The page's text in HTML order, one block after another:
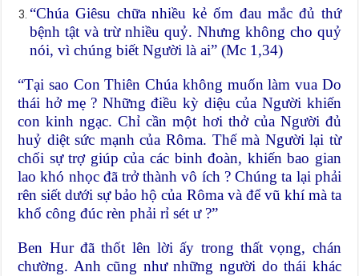
“Chúa Giêsu chữa nhiều kẻ ốm đau mắc đủ thứ
bệnh tật và trừ nhiều quỷ. Nhưng không cho quỷ
nói, vì chúng biết Người là ai” (Mc 1,34)
“Tại sao Con Thiên Chúa không muốn làm vua Do
thái hở mẹ ? Những điều kỳ diệu của Người khiến
con kinh ngạc. Chỉ cần một hơi thở của Người đủ
huỷ diệt sức mạnh của Rôma. Thế mà Người lại từ
chối sự trợ giúp của các binh đoàn, khiến bao gian
lao khó nhọc đã trở thành vô ích ? Chúng ta lại phải
rên siết dưới sự bảo hộ của Rôma và để vũ khí mà ta
khổ công đúc rèn phải rỉ sét ư ?”
Ben Hur đã thốt lên lời ấy trong thất vọng, chán
chường. Anh cũng như những người do thái khác